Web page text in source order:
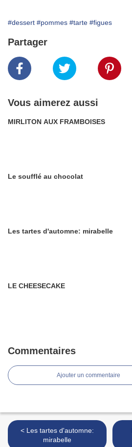
#dessert #pommes #tarte #figues
Partager
Vous aimerez aussi
MIRLITON AUX FRAMBOISES
Le soufflé au chocolat
Les tartes d'automne: mirabelle
LE CHEESECAKE
Commentaires
Ajouter un commentaire
< Les tartes d'automne:
mirabelle